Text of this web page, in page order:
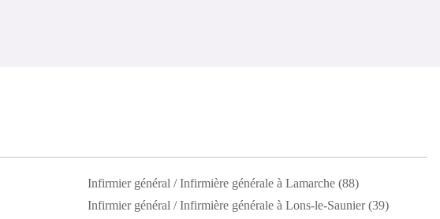
Infirmier général / Infirmière générale à Lamarche (88)
Infirmier général / Infirmière générale à Lons-le-Saunier (39)